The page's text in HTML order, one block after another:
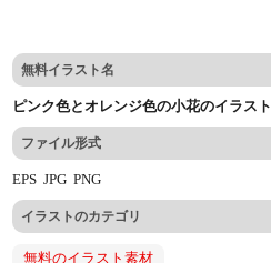
無料イラスト名
ピンク色とオレンジ色の小花のイラスト
ファイル形式
EPSJPGPNG
イラストのカテゴリ
無料のイラスト素材